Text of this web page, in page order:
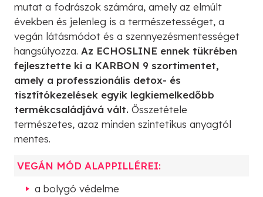
mutat a fodrászok számára, amely az elmúlt
években és jelenleg is a természetességet, a
vegán látásmódot és a szennyezésmentességet
hangsúlyozza. Az ECHOSLINE ennek tükrében
fejlesztette ki a KARBON 9 szortimentet,
amely a professzionális detox- és
tisztítókezelések egyik legkiemelkedőbb
termékcsaládjává vált. Összetétele
természetes, azaz minden szintetikus anyagtól
mentes.
VEGÁN MÓD ALAPPILLÉREI:
a bolygó védelme